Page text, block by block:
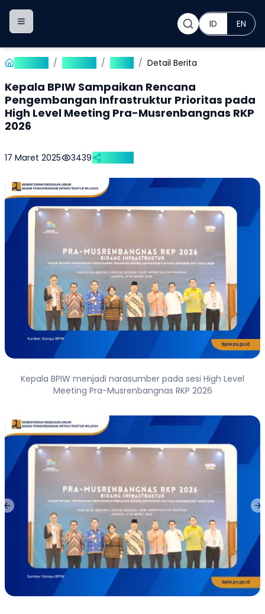
Toggle navigation menu ID EN
/ / / Detail Berita
Kepala BPIW Sampaikan Rencana
Pengembangan Infrastruktur Prioritas pada
High Level Meeting Pra-Musrenbangnas RKP
2026
17 Maret 2025 3439
Kepala BPIW menjadi narasumber pada sesi High Level
Meeting Pra-Musrenbangnas RKP 2026
Previous slide